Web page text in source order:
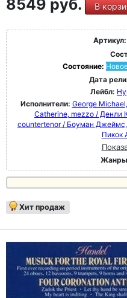
8549 руб. В
Артикул:
Состояние:
Дата
Лейбл:
Исполнители: George
Catherine, mezzo / Денли
countertenor / Боуман Джеймс,
Пикок
Хит продаж